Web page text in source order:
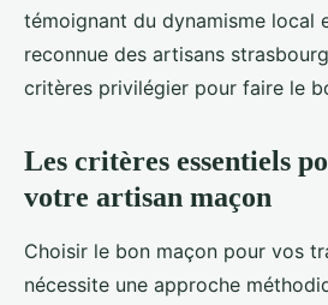
Victoria•18 novembre 2025•7 min
témoignant du dynamisme local
reconnue des artisans
critères privilégier pour faire le
Les critères essentiels
votre artisan maçon
Choisir le bon maçon pour vos
nécessite une approche